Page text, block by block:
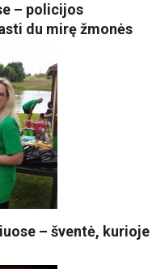
– policijos
du mirę žmonės
– šventė, kurioje